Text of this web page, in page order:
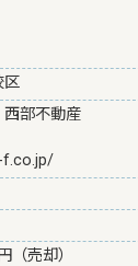
区
部不動産
f.co.jp/
（売却）